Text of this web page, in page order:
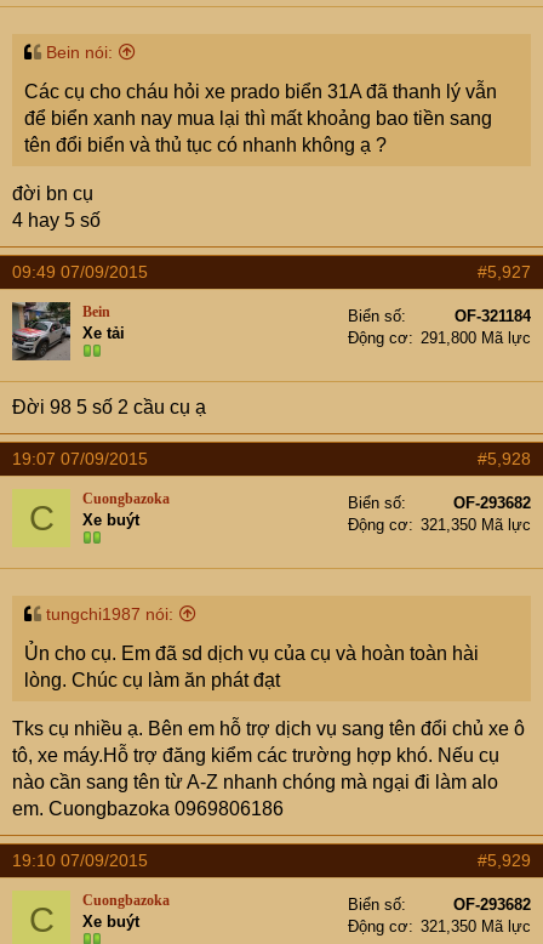
Bein nói:
Các cụ cho cháu hỏi xe prado biển 31A đã thanh lý vẫn
để biển xanh nay mua lại thì mất khoảng bao tiền sang
tên đổi biển và thủ tục có nhanh không ạ ?
đời bn cụ
4 hay 5 số
09:49 07/09/2015 #5,927
Bein
Xe tải
Biển số
OF-321184
Động cơ
291,800 Mã lực
Đời 98 5 số 2 cầu cụ ạ
19:07 07/09/2015 #5,928
C Cuongbazoka
Xe buýt
Biển số
OF-293682
Động cơ
321,350 Mã lực
tungchi1987 nói:
Ủn cho cụ. Em đã sd dịch vụ của cụ và hoàn toàn hài
lòng. Chúc cụ làm ăn phát đạt
Tks cụ nhiều ạ. Bên em hỗ trợ dịch vụ sang tên đổi chủ xe ô
tô, xe máy.Hỗ trợ đăng kiểm các trường hợp khó. Nếu cụ
nào cần sang tên từ A-Z nhanh chóng mà ngại đi làm alo
em. Cuongbazoka 0969806186
19:10 07/09/2015 #5,929
C Cuongbazoka
Xe buýt
Biển số
OF-293682
Động cơ
321,350 Mã lực